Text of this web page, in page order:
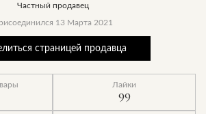
Лайки
99
Частный продавец
13 Марта 2021
страницей продавца